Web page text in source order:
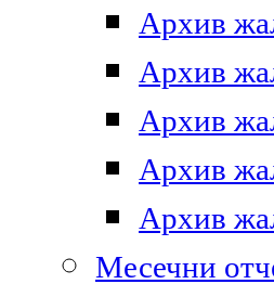
Архив
Архив
Архив
Архив
Архив
Месечни